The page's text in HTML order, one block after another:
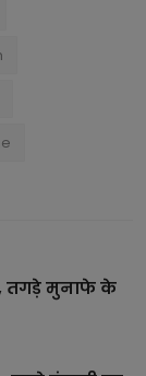
, तगड़े मुनाफे के